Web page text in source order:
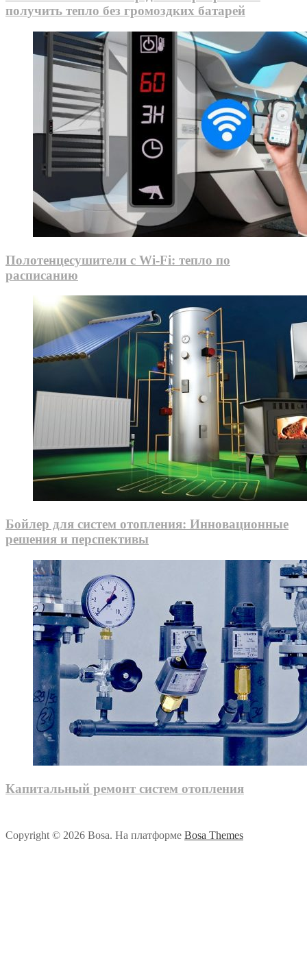
получить тепло без громоздких батарей
Полотенцесушители с Wi-Fi: тепло по
расписанию
Бойлер для систем отопления: Инновационные
решения и перспективы
Капитальный ремонт систем отопления
Copyright © 2026 Bosa. На платформе Bosa Themes